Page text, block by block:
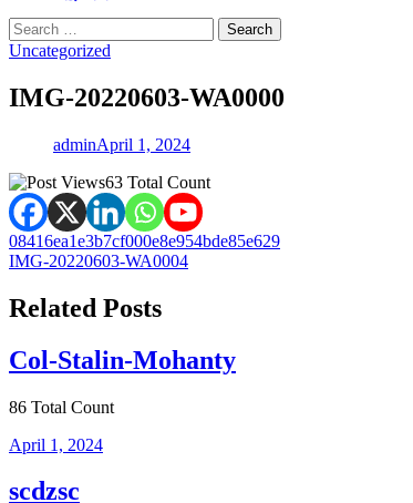
Search
for:
Uncategorized
IMG-20220603-WA0000
adminApril 1, 2024
63 Total Count
Post
navigation
08416ea1e3b7cf000e8e954bde85e629
IMG-20220603-WA0004
Related Posts
Col-Stalin-Mohanty
86 Total Count
April 1, 2024
scdzsc